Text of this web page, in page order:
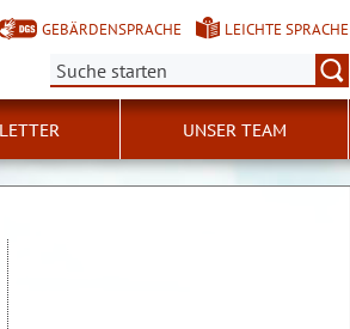
GEBÄRDENSPRACHE
LEICHTE SPRACHE
Suche:
UNSER TEAM